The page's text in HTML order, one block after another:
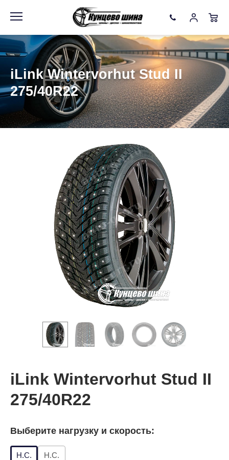
iLink Wintervorhut Stud II
275/40R22
iLink Wintervorhut Stud II
275/40R22
Выберите нагрузку и скорость:
Н.С. Н.С.
Информация Фото товара